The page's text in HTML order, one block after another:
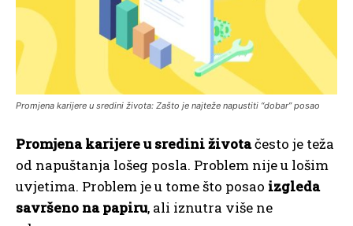
Promjena karijere u sredini života: Zašto je najteže napustiti “dobar” posao
Promjena karijere u sredini životačesto je teža
od napuštanja lošeg posla. Problem nije u lošim
uvjetima. Problem je u tome što posao izgleda
savršeno na papiru, ali iznutra više ne